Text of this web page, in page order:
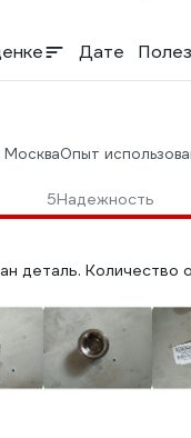
Дате
МоскваОпыт
5Надежность
деталь.